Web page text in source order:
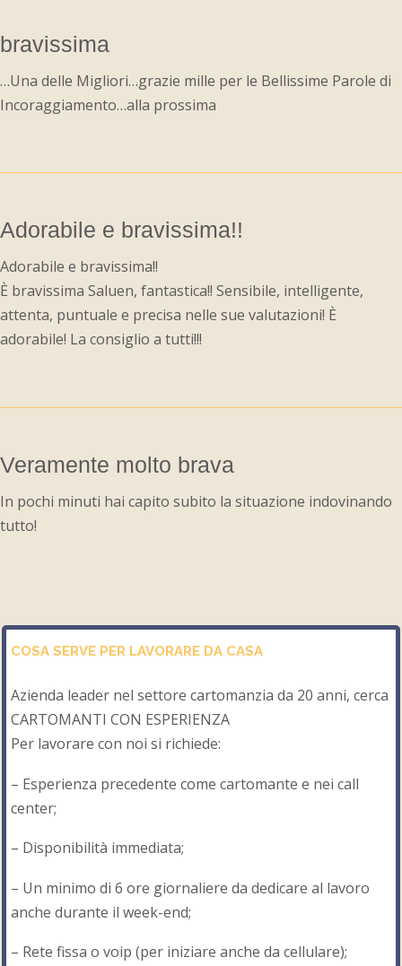
bravissima
…Una delle Migliori…grazie mille per le Bellissime Parole di
Incoraggiamento…alla prossima
Adorabile e bravissima!!
Adorabile e bravissima!!
È bravissima Saluen, fantastica!! Sensibile, intelligente,
attenta, puntuale e precisa nelle sue valutazioni! È
adorabile! La consiglio a tutti!!!
Veramente molto brava
In pochi minuti hai capito subito la situazione indovinando
tutto!
COSA SERVE PER LAVORARE DA CASA
Azienda leader nel settore cartomanzia da 20 anni, cerca
CARTOMANTI CON ESPERIENZA
Per lavorare con noi si richiede:
– Esperienza precedente come cartomante e nei call
center;
– Disponibilità immediata;
– Un minimo di 6 ore giornaliere da dedicare al lavoro
anche durante il week-end;
– Rete fissa o voip (per iniziare anche da cellulare);